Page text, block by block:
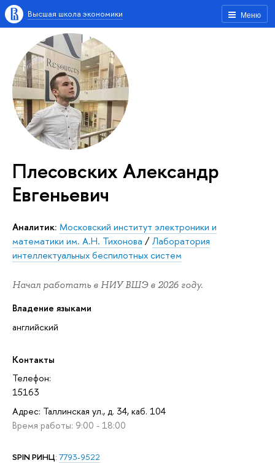
Меню
Высшая школа экономики
Плесовских Александр
Евгеньевич
Аналитик: Московский институт электроники и
математики им. А.Н. Тихонова /Лаборатория
интеллектуальных беспилотных систем
Начал работать в НИУ ВШЭ в 2026 году.
Владение языками
английский
Контакты
Телефон:
15163
Адрес: Таллинская ул., д. 34, каб. 104
Время работы: 9:00 - 18:00
SPIN РИНЦ: 7793-9522